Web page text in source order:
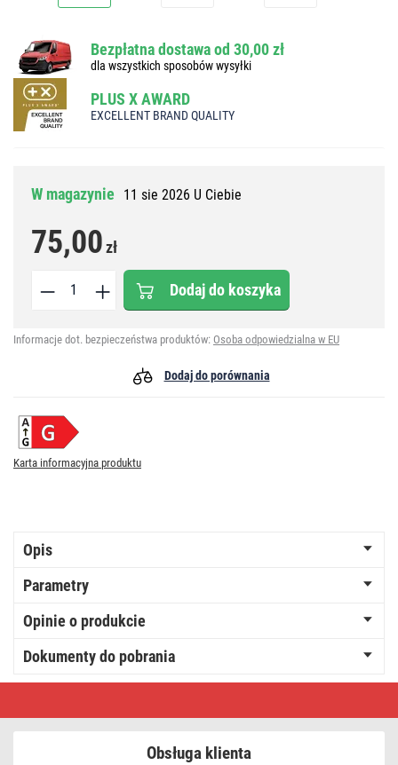
Bezpłatna dostawa od 30,00 zł
dla wszystkich sposobów wysyłki
PLUS X AWARD
EXCELLENT BRAND QUALITY
W magazynie 11 sie 2026 U Ciebie
75,00zł
Dodaj do koszyka
Informacje dot. bezpieczeństwa produktów: Osoba odpowiedzialna w EU
Dodaj do porównania
Karta informacyjna produktu
Opis
Parametry
Opinie o produkcie
Dokumenty do pobrania
DECO
Obsługa klienta